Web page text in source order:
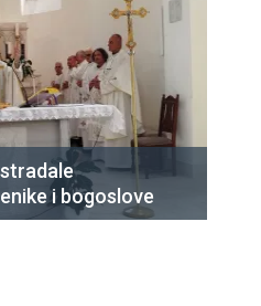
i bogoslove